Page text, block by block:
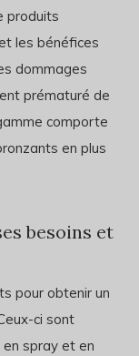
produits
les bénéfices
dommages
prématuré de
comporte
en plus
besoins et
pour obtenir un
ci sont
spray et en